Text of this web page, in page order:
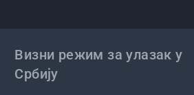
Визни режим за улазак у
Србију